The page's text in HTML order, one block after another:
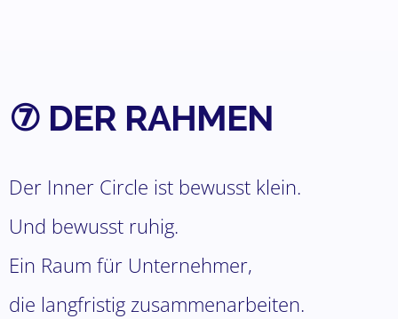
⑦ DER RAHMEN
Der Inner Circle ist bewusst klein.
Und bewusst ruhig.
Ein Raum für Unternehmer,
die langfristig zusammenarbeiten.